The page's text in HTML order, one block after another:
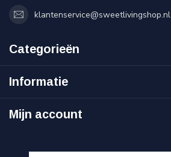
klantenservice@sweetlivingshop.nl
Categorieën
Informatie
Mijn account